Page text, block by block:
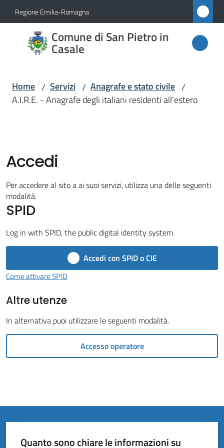
Vai al contenuto
Vai alla navigazione
Vai al footer
Regione Emilia-Romagna
Comune di San Pietro in
Casale
Comune
di San
Casale
Novità
Servizi
Menu selezionato
il
Amministrazione
Trasparente
Tutti
Home / Servizi / Anagrafe e stato civile /
A.I.R.E. - Anagrafe degli italiani residenti all'estero
Accedi
Per accedere al sito a ai suoi servizi, utilizza una delle seguenti
modalità.
SPID
Log in with SPID, the public digital identity system.
Accedi con SPID o CIE
Come attivare SPID
Altre utenze
In alternativa puoi utilizzare le seguenti modalità.
Accesso operatore
Quanto sono chiare le informazioni su